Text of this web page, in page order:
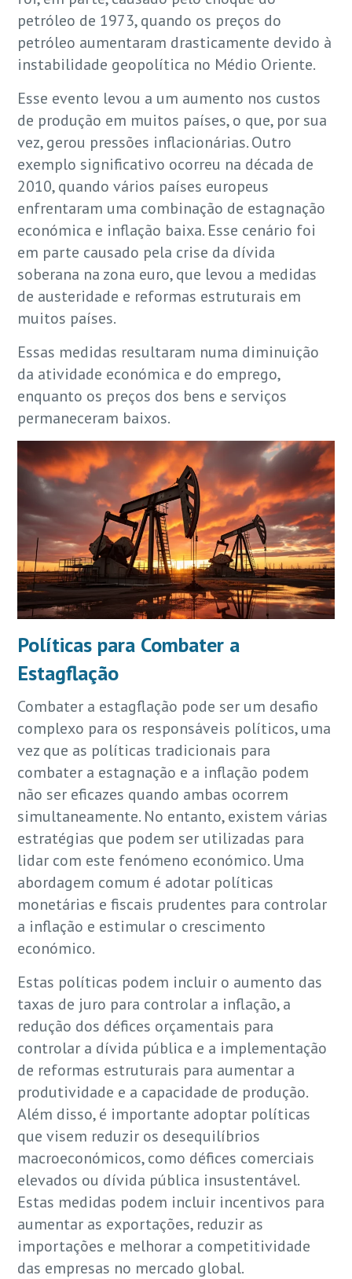
petróleo de 1973, quando os preços do
petróleo aumentaram drasticamente devido à
instabilidade geopolítica no Médio Oriente.
Esse evento levou a um aumento nos custos
de produção em muitos países, o que, por sua
vez, gerou pressões inflacionárias. Outro
exemplo significativo ocorreu na década de
2010, quando vários países europeus
enfrentaram uma combinação de estagnação
económica e inflação baixa. Esse cenário foi
em parte causado pela crise da dívida
soberana na zona euro, que levou a medidas
de austeridade e reformas estruturais em
muitos países.
Essas medidas resultaram numa diminuição
da atividade económica e do emprego,
enquanto os preços dos bens e serviços
permaneceram baixos.
Políticas para Combater a
Estagflação
Combater a estagflação pode ser um desafio
complexo para os responsáveis políticos, uma
vez que as políticas tradicionais para
combater a estagnação e a inflação podem
não ser eficazes quando ambas ocorrem
simultaneamente. No entanto, existem várias
estratégias que podem ser utilizadas para
lidar com este fenómeno económico. Uma
abordagem comum é adotar políticas
monetárias e fiscais prudentes para controlar
a inflação e estimular o crescimento
económico.
Estas políticas podem incluir o aumento das
taxas de juro para controlar a inflação, a
redução dos défices orçamentais para
controlar a dívida pública e a implementação
de reformas estruturais para aumentar a
produtividade e a capacidade de produção.
Além disso, é importante adoptar políticas
que visem reduzir os desequilíbrios
macroeconómicos, como défices comerciais
elevados ou dívida pública insustentável.
Estas medidas podem incluir incentivos para
aumentar as exportações, reduzir as
importações e melhorar a competitividade
das empresas no mercado global.